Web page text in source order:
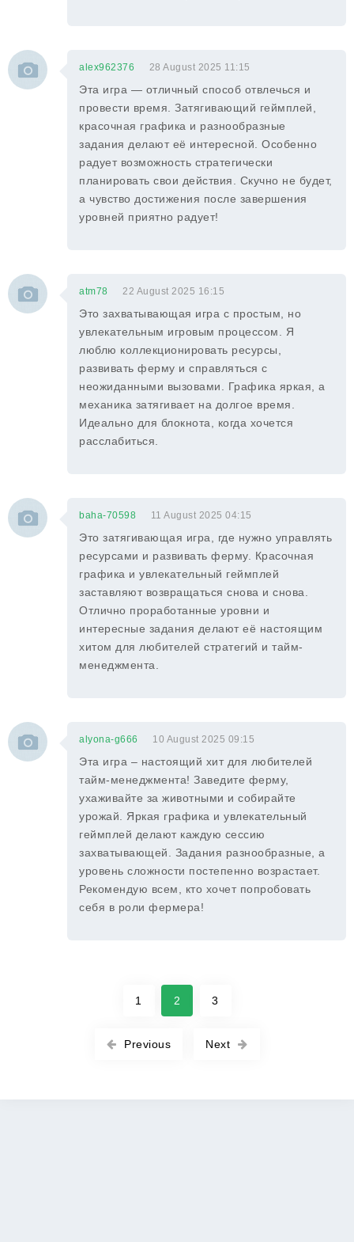
alex962376 28 August 2025 11:15
Эта игра — отличный способ отвлечься и
провести время. Затягивающий геймплей,
красочная графика и разнообразные
задания делают её интересной. Особенно
радует возможность стратегически
планировать свои действия. Скучно не будет,
а чувство достижения после завершения
уровней приятно радует!
atm78 22 August 2025 16:15
Это захватывающая игра с простым, но
увлекательным игровым процессом. Я
люблю коллекционировать ресурсы,
развивать ферму и справляться с
неожиданными вызовами. Графика яркая, а
механика затягивает на долгое время.
Идеально для блокнота, когда хочется
расслабиться.
baha-70598 11 August 2025 04:15
Это затягивающая игра, где нужно управлять
ресурсами и развивать ферму. Красочная
графика и увлекательный геймплей
заставляют возвращаться снова и снова.
Отлично проработанные уровни и
интересные задания делают её настоящим
хитом для любителей стратегий и тайм-
менеджмента.
alyona-g666 10 August 2025 09:15
Эта игра – настоящий хит для любителей
тайм-менеджмента! Заведите ферму,
ухаживайте за животными и собирайте
урожай. Яркая графика и увлекательный
геймплей делают каждую сессию
захватывающей. Задания разнообразные, а
уровень сложности постепенно возрастает.
Рекомендую всем, кто хочет попробовать
себя в роли фермера!
Previous
1 2 3
Next